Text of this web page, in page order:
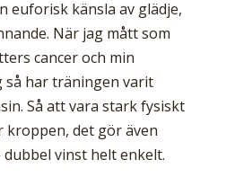
euforisk känsla av glädje,
När jag mått som
cancer och min
så har träningen varit
Så att vara stark fysiskt
det gör även
vinst helt enkelt.